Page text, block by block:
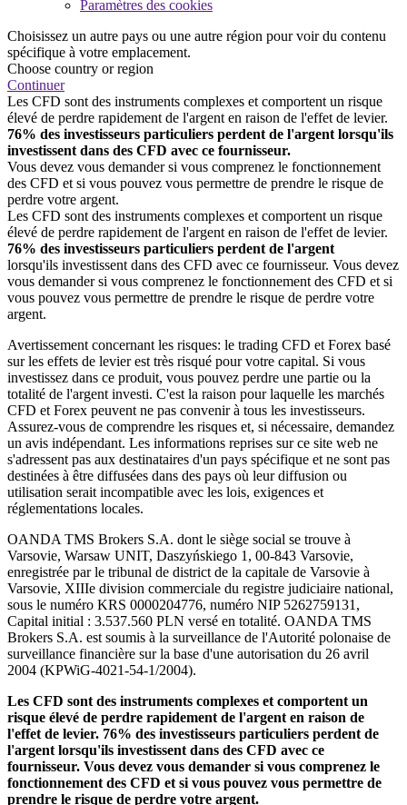
Paramètres des cookies
Choisissez un autre pays ou une autre région pour voir du contenu
spécifique à votre emplacement.
Choose country or region
Continuer
Les CFD sont des instruments complexes et comportent un risque
élevé de perdre rapidement de l'argent en raison de l'effet de levier.
76% des investisseurs particuliers perdent de l'argent lorsqu'ils
investissent dans des CFD avec ce fournisseur.
Vous devez vous demander si vous comprenez le fonctionnement
des CFD et si vous pouvez vous permettre de prendre le risque de
perdre votre argent.
Les CFD sont des instruments complexes et comportent un risque
élevé de perdre rapidement de l'argent en raison de l'effet de levier.
76% des investisseurs particuliers perdent de l'argent
lorsqu'ils investissent dans des CFD avec ce fournisseur. Vous devez
vous demander si vous comprenez le fonctionnement des CFD et si
vous pouvez vous permettre de prendre le risque de perdre votre
argent.
Avertissement concernant les risques: le trading CFD et Forex basé
sur les effets de levier est très risqué pour votre capital. Si vous
investissez dans ce produit, vous pouvez perdre une partie ou la
totalité de l'argent investi. C'est la raison pour laquelle les marchés
CFD et Forex peuvent ne pas convenir à tous les investisseurs.
Assurez-vous de comprendre les risques et, si nécessaire, demandez
un avis indépendant. Les informations reprises sur ce site web ne
s'adressent pas aux destinataires d'un pays spécifique et ne sont pas
destinées à être diffusées dans des pays où leur diffusion ou
utilisation serait incompatible avec les lois, exigences et
réglementations locales.
OANDA TMS Brokers S.A. dont le siège social se trouve à
Varsovie, Warsaw UNIT, Daszyńskiego 1, 00-843 Varsovie,
enregistrée par le tribunal de district de la capitale de Varsovie à
Varsovie, XIIIe division commerciale du registre judiciaire national,
sous le numéro KRS 0000204776, numéro NIP 5262759131,
Capital initial : 3.537.560 PLN versé en totalité. OANDA TMS
Brokers S.A. est soumis à la surveillance de l'Autorité polonaise de
surveillance financière sur la base d'une autorisation du 26 avril
2004 (KPWiG-4021-54-1/2004).
Les CFD sont des instruments complexes et comportent un
risque élevé de perdre rapidement de l'argent en raison de
l'effet de levier. 76% des investisseurs particuliers perdent de
l'argent lorsqu'ils investissent dans des CFD avec ce
fournisseur. Vous devez vous demander si vous comprenez le
fonctionnement des CFD et si vous pouvez vous permettre de
prendre le risque de perdre votre argent.